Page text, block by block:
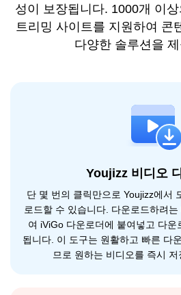
성이 보장됩니다. 1000개 이
트리밍 사이트를 지원하여 콘
다양한 솔루션을
Youjizz 비디오
단 몇 번의 클릭만으로 Youjizz에서
로드할 수 있습니다. 다운로드하려
여 iViGo 다운로더에 붙여넣고 다운
됩니다. 이 도구는 원활하고 빠른 다
므로 원하는 비디오를 즉시 저